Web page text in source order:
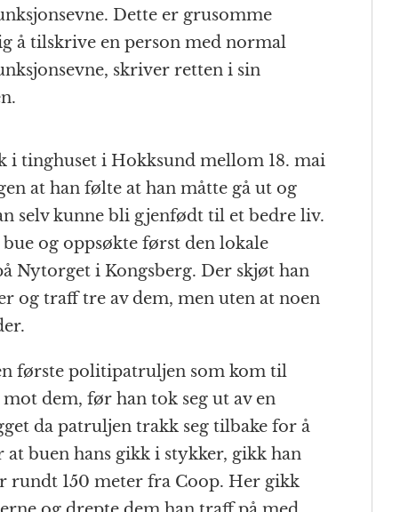
Dette er grusomme
å tilskrive en person med normal
skriver retten i sin
i tinghuset i Hokksund mellom 18. mai
at han følte at han måtte gå ut og
selv kunne bli gjenfødt til et bedre liv.
og oppsøkte først den lokale
Nytorget i Kongsberg. Der skjøt han
og traff tre av dem, men uten at noen
første politipatruljen som kom til
dem, før han tok seg ut av en
da patruljen trakk seg tilbake for å
at buen hans gikk i stykker, gikk han
rundt 150 meter fra Coop. Her gikk